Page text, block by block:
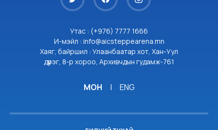
Утас : (+976) 7777 1666
И-мэйл : info@aicsteppearena.mn
Хаяг, байршил : Улаанбаатар хот, Хан-Уул
дүүрэг, 8-р хороо, Архивчдын гудамж-761
МОН | ENG